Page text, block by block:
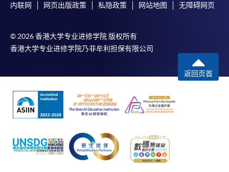
Mastercard繳付有關課程的報名費或學費。除上述支
員亦可以微信支付（Online WeChat Pay）、支付寶
（Online Alipay）或轉數快（FPS）繳付學費，詳情請
如報讀課程將在五個工作天內開課，為免郵遞延誤報
免使用支票付款。
除由學院裁定的特殊情況（例如課程因報名人數不足
内联网 网页出版政策 私隐政策 网站地图 无障碍网页
© 2026 香港大学专业进修学院 版权所有
香港大学专业进修学院乃非牟利担保有限公司
返回页首